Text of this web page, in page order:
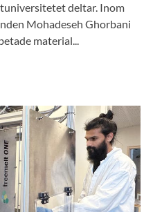
deltar. Inom
Mohadeseh Ghorbani
material...